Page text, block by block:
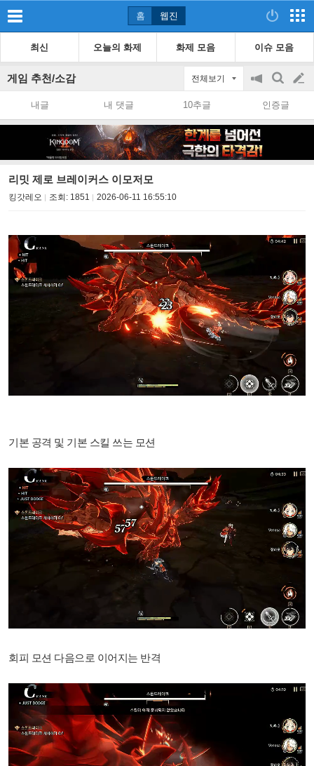
홈 웹진
최신 오늘의 화제 화제 모음 이슈 모음
게임 추천/소감 전체보기
공
on/off
검
색
글
쓰
내글 내 댓글 10추글 인증글
리밋 제로 브레이커스 이모저모
킹갓레오 조회: 1851 2026-06-11 16:55:10
기본 공격 및 기본 스킬 쓰는 모션
회피 모션 다음으로 이어지는 반격